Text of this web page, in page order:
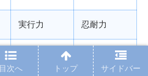
実行力 忍耐力
行動力 負けず嫌い
目次へ トップ サイドバー